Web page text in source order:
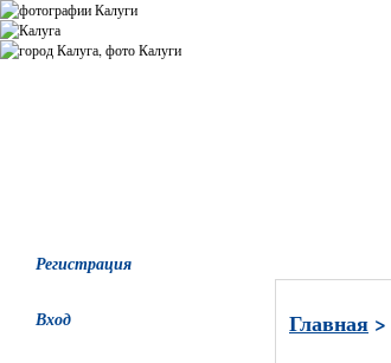
Регистрация
Вход Главная >